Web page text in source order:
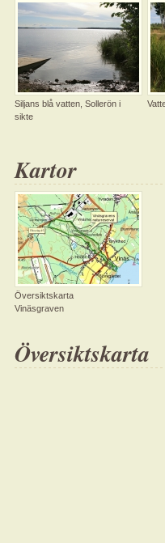
Siljans blå vatten, Sollerön i
sikte
Kartor
Översiktskarta
Vinäsgraven
Översiktskarta